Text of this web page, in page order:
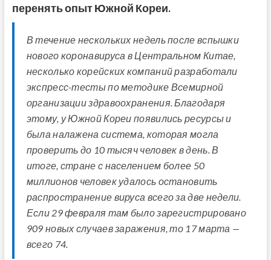
перенять опыт Южной Кореи.
В течение нескольких недель после вспышки
нового коронавируса в Центральном Китае,
несколько корейских компаний разработали
экспресс-тесты по методике Всемирной
организации здравоохранения. Благодаря
этому, у Южной Кореи появились ресурсы и
была налажена система, которая могла
проверить до 10 тысяч человек в день. В
итоге, стране с населением более 50
миллионов человек удалось остановить
распространение вируса всего за две недели.
Если 29 февраля там было зарегистрировано
909 новых случаев заражения, то 17 марта —
всего 74.